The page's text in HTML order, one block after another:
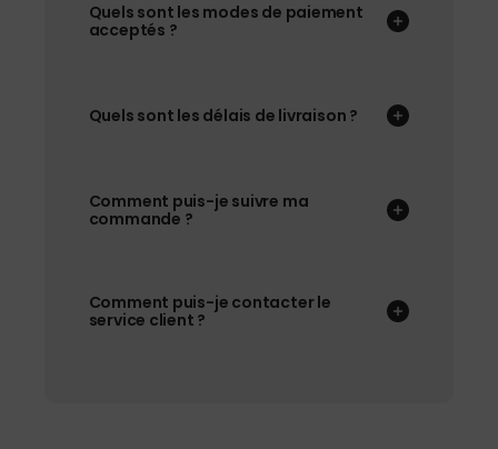
Quels sont les modes de paiement
acceptés ?
Quels sont les délais de livraison ?
Comment puis-je suivre ma
commande ?
Comment puis-je contacter le
service client ?